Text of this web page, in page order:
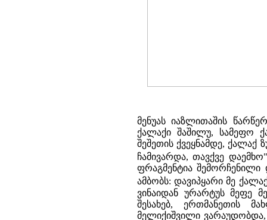
მენუას იაზლითაშის
ქალაქი შაშილუ, სამეფო
შეშეთის ქვეყნამდე, ქალაქ
ჩამივარდა, თავქვე დაემხო"
ფრაგმენტია შემორჩენილი
ამბობს: დავიპყარი მე
ვინაიდან ურარტუს მეფე
შესახებ, ერთმანეთის
მელიქიშვილი